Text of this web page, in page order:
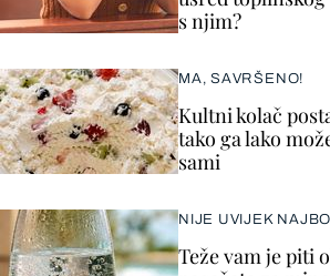
s njim?
MA, SAVRŠENO!
Kultni kolač
tako ga lako
sami
NIJE UVIJEK
Teže vam je piti